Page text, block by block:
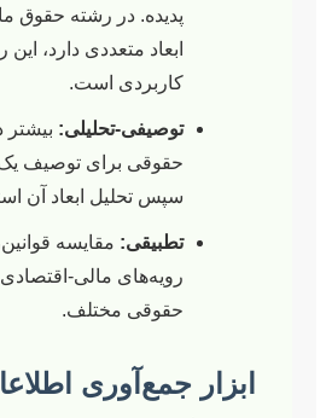
پدیده. در رشته حقوق مالی-اقتصادی که
ابعاد متعددی دارد، این روش بسیار
توصیفی-تحلیلی: بیشتر در تحقیقات
حقوقی برای توصیف یک پدیده یا قانون و
سپس تحلیل ابعاد آن استفاده می‌شود.
مقایسه قوانین، مقررات یا
رویه‌های مالی-اقتصادی در دو یا چند نظام
جمع‌آوری اطلاعات و